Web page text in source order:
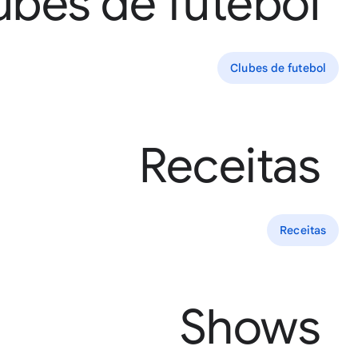
Clubes de futebol
Receitas
Receitas
Shows